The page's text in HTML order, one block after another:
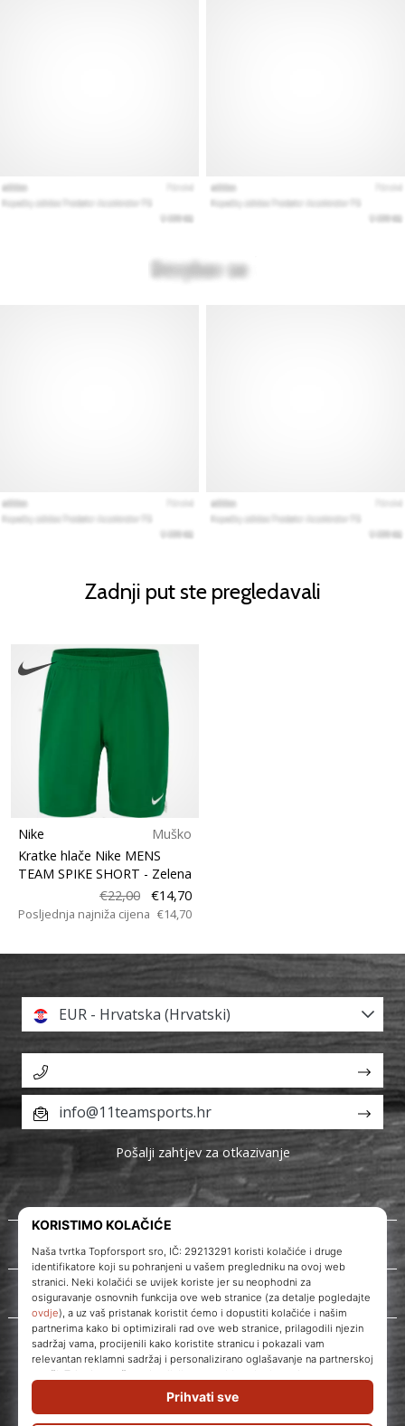
Zadnji put ste pregledavali
Nike
Muško
Kratke hlače Nike MENS
TEAM SPIKE SHORT - Zelena
€22,00
€14,70
Posljednja najniža cijena €14,70
O nama
Korisnička podrška
EUR - Hrvatska (Hrvatski)
info@11teamsports.hr
Pošalji zahtjev za otkazivanje